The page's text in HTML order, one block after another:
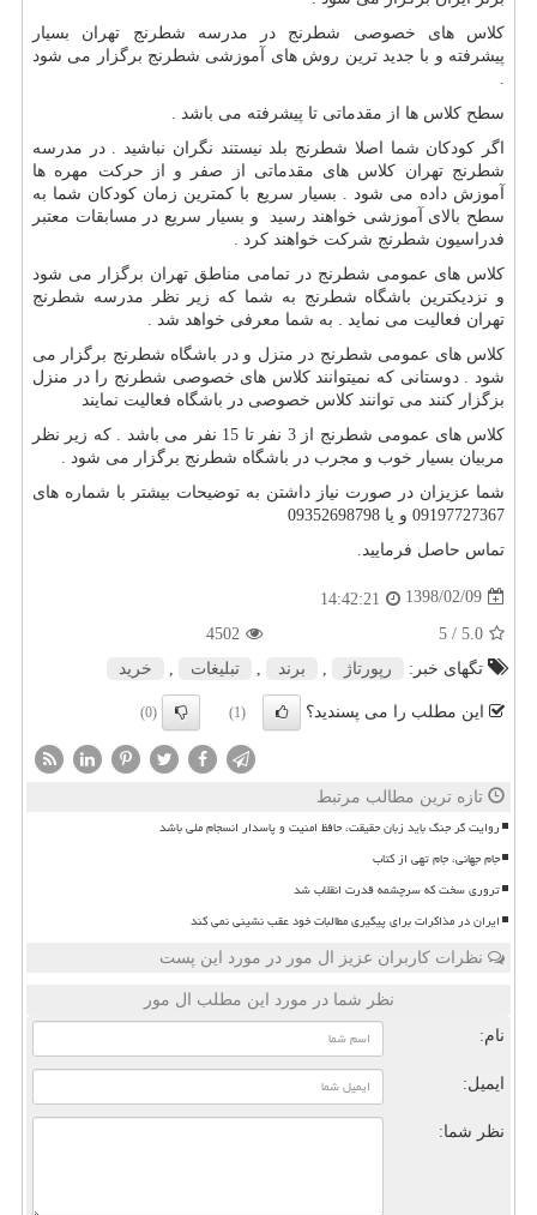
کلاس های خصوصی شطرنج در مدرسه شطرنج تهران بسیار
پیشرفته و با جدید ترین روش های آموزشی شطرنج برگزار می شود
.
سطح کلاس ها از مقدماتی تا پیشرفته می باشد .
اگر کودکان شما اصلا شطرنج بلد نیستند نگران نباشید . در مدرسه
شطرنج تهران کلاس های مقدماتی از صفر و از حرکت مهره ها
آموزش داده می شود . بسیار سریع با کمترین زمان کودکان شما به
سطح بالای آموزشی خواهند رسید و بسیار سریع در مسابقات معتبر
فدراسیون شطرنج شرکت خواهند کرد .
کلاس های عمومی شطرنج در تمامی مناطق تهران برگزار می شود
و نزدیکترین باشگاه شطرنج به شما که زیر نظر مدرسه شطرنج
تهران فعالیت می نماید . به شما معرفی خواهد شد .
کلاس های عمومی شطرنج در منزل و در باشگاه شطرنج برگزار می
شود . دوستانی که نمیتوانند کلاس های خصوصی شطرنج را در منزل
بزگزار کنند می توانند کلاس خصوصی در باشگاه فعالیت نمایند
کلاس های عمومی شطرنج از 3 نفر تا 15 نفر می باشد . که زیر نظر
مربیان بسیار خوب و مجرب در باشگاه شطرنج برگزار می شود .
شما عزیزان در صورت نیاز داشتن به توضیحات بیشتر با شماره های
09197727367 و یا 09352698798
تماس حاصل فرمایید.
1398/02/09
14:42:21
5.0
/ 5
4502
تگهای خبر:
رپورتاژ برند تبلیغات خرید
این مطلب را می پسندید؟ (1)
(0)
تازه ترین مطالب مرتبط
روایت گر جنگ باید زبان حقیقت، حافظ امنیت و پاسدار انسجام ملی باشد
جام جهانی، جام تهی از کتاب
تروری سخت که سرچشمه قدرت انقلاب شد
ایران در مذاکرات برای پیگیری مطالبات خود عقب نشینی نمی کند
نظرات کاربران عزیز ال مور در مورد این پست
نظر شما در مورد این مطلب ال مور
نام:
ایمیل:
نظر شما: